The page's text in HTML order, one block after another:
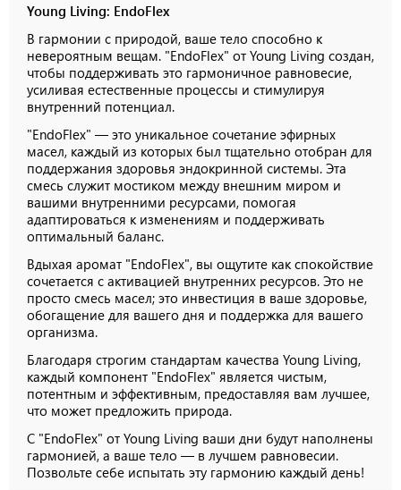
Young Living: EndoFlex
В гармонии с природой, ваше тело способно к
невероятным вещам. "EndoFlex" от Young Living создан,
чтобы поддерживать это гармоничное равновесие,
усиливая естественные процессы и стимулируя
внутренний потенциал.
"EndoFlex" — это уникальное сочетание эфирных
масел, каждый из которых был тщательно отобран для
поддержания здоровья эндокринной системы. Эта
смесь служит мостиком между внешним миром и
вашими внутренними ресурсами, помогая
адаптироваться к изменениям и поддерживать
оптимальный баланс.
Вдыхая аромат "EndoFlex", вы ощутите как спокойствие
сочетается с активацией внутренних ресурсов. Это не
просто смесь масел; это инвестиция в ваше здоровье,
обогащение для вашего дня и поддержка для вашего
организма.
Благодаря строгим стандартам качества Young Living,
каждый компонент "EndoFlex" является чистым,
потентным и эффективным, предоставляя вам лучшее,
что может предложить природа.
С "EndoFlex" от Young Living ваши дни будут наполнены
гармонией, а ваше тело — в лучшем равновесии.
Позвольте себе испытать эту гармонию каждый день!